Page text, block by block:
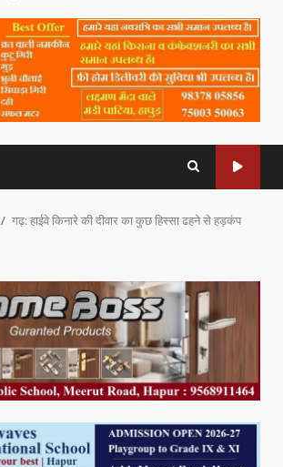
गढ़: हाईवे किनारे की दीवार का कुछ हिस्सा ढहने से हड़कंप